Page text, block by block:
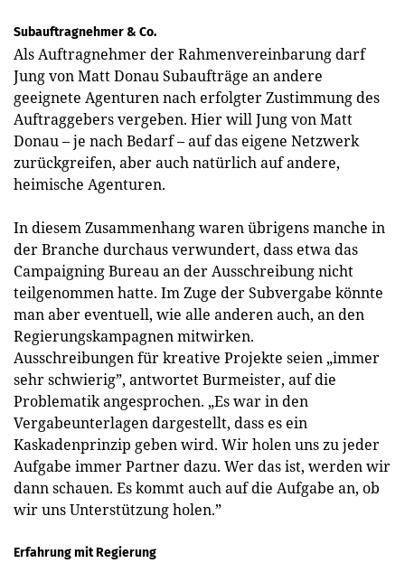
Subauftragnehmer & Co.
Als Auftragnehmer der Rahmenvereinbarung darf
Jung von Matt Donau Subaufträge an andere
geeignete Agenturen nach erfolgter Zustimmung des
Auftraggebers vergeben. Hier will Jung von Matt
Donau – je nach Bedarf – auf das eigene Netzwerk
zurückgreifen, aber auch natürlich auf andere,
heimische Agenturen.
In diesem Zusammenhang waren übrigens manche in
der Branche durchaus verwundert, dass etwa das
Campaigning Bureau an der Ausschreibung nicht
teilgenommen hatte. Im Zuge der Subvergabe könnte
man aber eventuell, wie alle anderen auch, an den
Regierungskampagnen mitwirken.
Ausschreibungen für kreative Projekte seien „immer
sehr schwierig”, antwortet Burmeister, auf die
Problematik angesprochen. „Es war in den
Vergabeunterlagen dargestellt, dass es ein
Kaskadenprinzip geben wird. Wir holen uns zu jeder
Aufgabe immer Partner dazu. Wer das ist, werden wir
dann schauen. Es kommt auch auf die Aufgabe an, ob
wir uns Unterstützung holen.”
Erfahrung mit Regierung